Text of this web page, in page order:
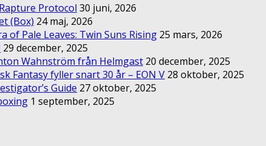
Protocol 30 juni, 2026
(Box) 24 maj, 2026
of Pale Leaves: Twin Suns Rising 25 mars, 2026
29 december, 2025
Wahnström från Helmgast 20 december, 2025
Fantasy fyller snart 30 år – EON V 28 oktober, 2025
Guide 27 oktober, 2025
1 september, 2025